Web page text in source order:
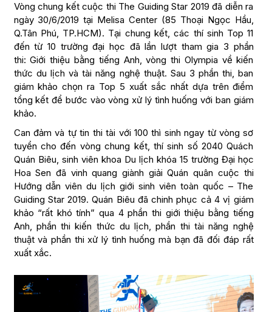
Vòng chung kết cuộc thi The Guiding Star 2019 đã diễn ra
ngày 30/6/2019 tại Melisa Center (85 Thoại Ngọc Hầu,
Q.Tân Phú, TP.HCM). Tại chung kết, các thí sinh Top 11
đến từ 10 trường đại học đã lần lượt tham gia 3 phần
thi: Giới thiệu bằng tiếng Anh, vòng thi Olympia về kiến
thức du lịch và tài năng nghệ thuật. Sau 3 phần thi, ban
giám khảo chọn ra Top 5 xuất sắc nhất dựa trên điểm
tổng kết để bước vào vòng xử lý tình huống với ban giám
khảo.
Can đảm và tự tin thi tài với 100 thì sinh ngay từ vòng sơ
tuyển cho đến vòng chung kết, thí sinh số 2040 Quách
Quán Biêu, sinh viên khoa Du lịch khóa 15 trường Đại học
Hoa Sen đã vinh quang giành giải Quán quân cuộc thi
Hướng dẫn viên du lịch giới sinh viên toàn quốc – The
Guiding Star 2019. Quán Biêu đã chinh phục cả 4 vị giám
khảo “rất khó tính” qua 4 phần thi giới thiệu bằng tiếng
Anh, phần thi kiến thức du lịch, phần thi tài năng nghệ
thuật và phần thi xử lý tình huống mà bạn đã đối đáp rất
xuất xắc.